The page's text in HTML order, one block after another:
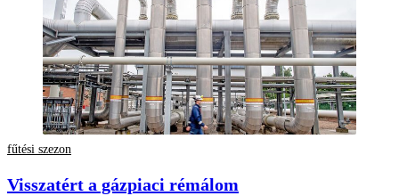
fűtési szezon
Visszatért a gázpiaci rémálom